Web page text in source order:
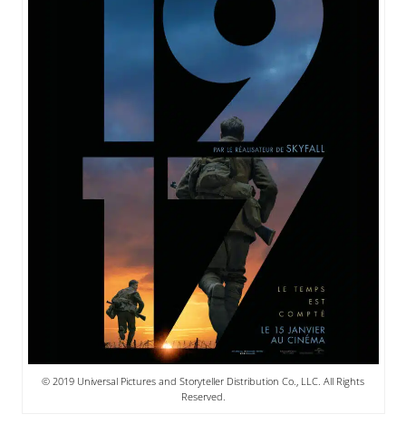
© 2019 Universal Pictures and Storyteller Distribution Co., LLC. All Rights
Reserved.